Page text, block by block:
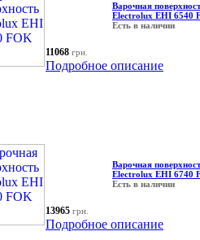
Варочная
Electrolux EHI 6540
Есть в наличии
11068 грн.
Подробное описание
Варочная
Electrolux EHI 6740
Есть в наличии
13965 грн.
Подробное описание